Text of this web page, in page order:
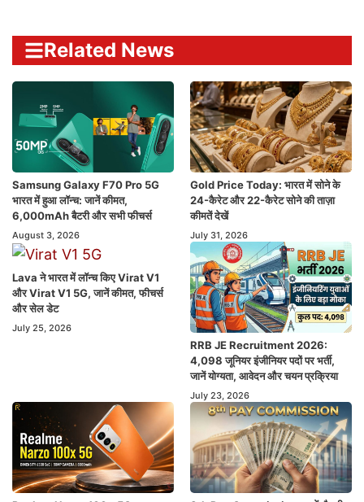
Related News
Samsung Galaxy F70 Pro 5G
भारत में हुआ लॉन्च: जानें कीमत,
6,000mAh बैटरी और सभी फीचर्स
August 3, 2026
Gold Price Today: भारत में सोने के
24-कैरेट और 22-कैरेट सोने की ताज़ा
कीमतें देखें
July 31, 2026
Lava ने भारत में लॉन्च किए Virat V1
और Virat V1 5G, जानें कीमत, फीचर्स
और सेल डेट
July 25, 2026
RRB JE Recruitment 2026:
4,098 जूनियर इंजीनियर पदों पर भर्ती,
जानें योग्यता, आवेदन और चयन प्रक्रिया
July 23, 2026